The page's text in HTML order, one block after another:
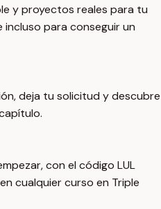
y proyectos reales para tu
para conseguir un
deja tu solicitud y descubre
con el código LUL
cualquier curso en Triple